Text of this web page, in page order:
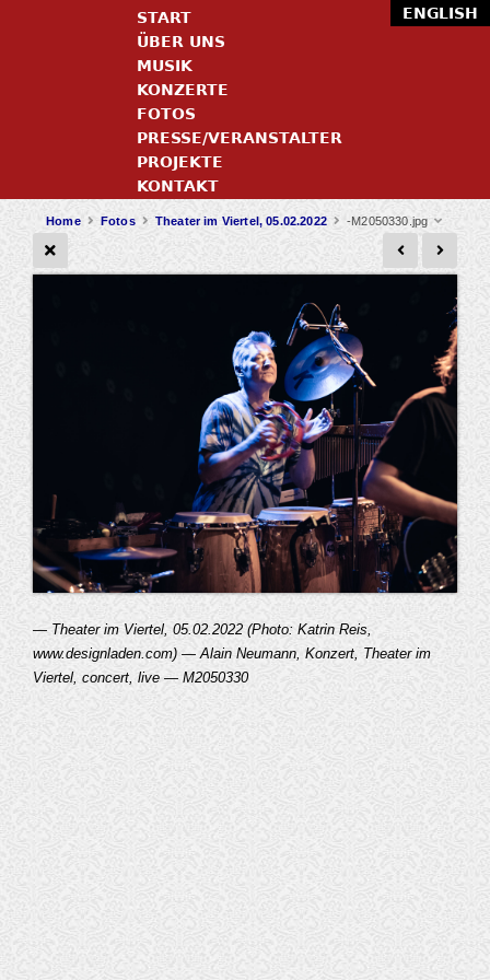
Home Fotos Theater im Viertel, 05.02.2022 -M2050330.jpg
— Theater im Viertel, 05.02.2022 (Photo: Katrin Reis,
www.designladen.com) — Alain Neumann, Konzert, Theater im
Viertel, concert, live — M2050330
START
ÜBER UNS
MUSIK
KONZERTE
FOTOS
PRESSE/VERANSTALTER
PROJEKTE
KONTAKT
ENGLISH